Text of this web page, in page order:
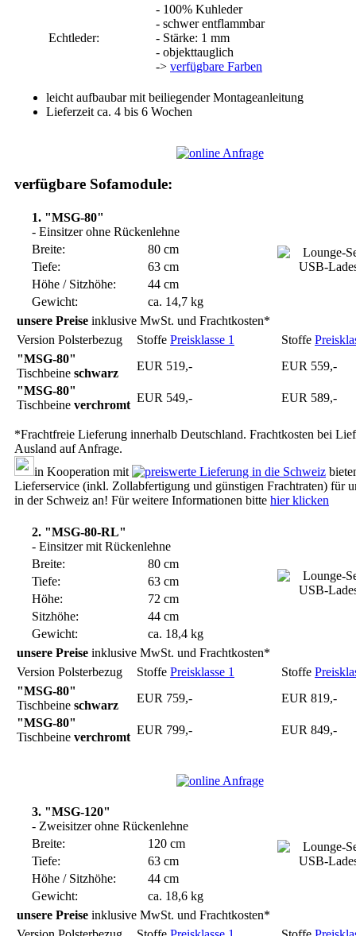
Echtleder:
- 100% Kuhleder
- schwer entflammbar
- Stärke: 1 mm
- objekttauglich
-> verfügbare Farben
leicht aufbaubar mit beiliegender Montageanleitung
Lieferzeit ca. 4 bis 6 Wochen
verfügbare Sofamodule:
1. "MSG-80"
- Einsitzer ohne Rückenlehne
Breite:
80 cm
Tiefe:
63 cm
Höhe / Sitzhöhe:
44 cm
Gewicht:
ca. 14,7 kg
unsere Preise inklusive MwSt. und Frachtkosten*
Version Polsterbezug
Stoffe Preisklasse 1 Stoffe
"MSG-80"
Tischbeine schwarz
EUR 519,-
EUR 559,-
"MSG-80"
Tischbeine verchromt
EUR 549,- EUR 589,-
*Frachtfreie Lieferung innerhalb Deutschland. Frachtkosten bei
Ausland auf Anfrage.
in Kooperation mit
Lieferservice (inkl. Zollabfertigung und günstigen Frachtraten) für
in der Schweiz an! Für weitere Informationen bitte hier klicken
2. "MSG-80-RL"
- Einsitzer mit Rückenlehne
Breite:
80 cm
Tiefe:
63 cm
Höhe:
72 cm
Sitzhöhe:
44 cm
Gewicht:
ca. 18,4 kg
unsere Preise inklusive MwSt. und Frachtkosten*
Version Polsterbezug
Stoffe Preisklasse 1 Stoffe
"MSG-80"
Tischbeine schwarz
EUR 759,-
EUR 819,-
"MSG-80"
Tischbeine verchromt
EUR 799,- EUR 849,-
3. "MSG-120"
- Zweisitzer ohne Rückenlehne
Breite:
120 cm
Tiefe:
63 cm
Höhe / Sitzhöhe:
44 cm
Gewicht:
ca. 18,6 kg
unsere Preise inklusive MwSt. und Frachtkosten*